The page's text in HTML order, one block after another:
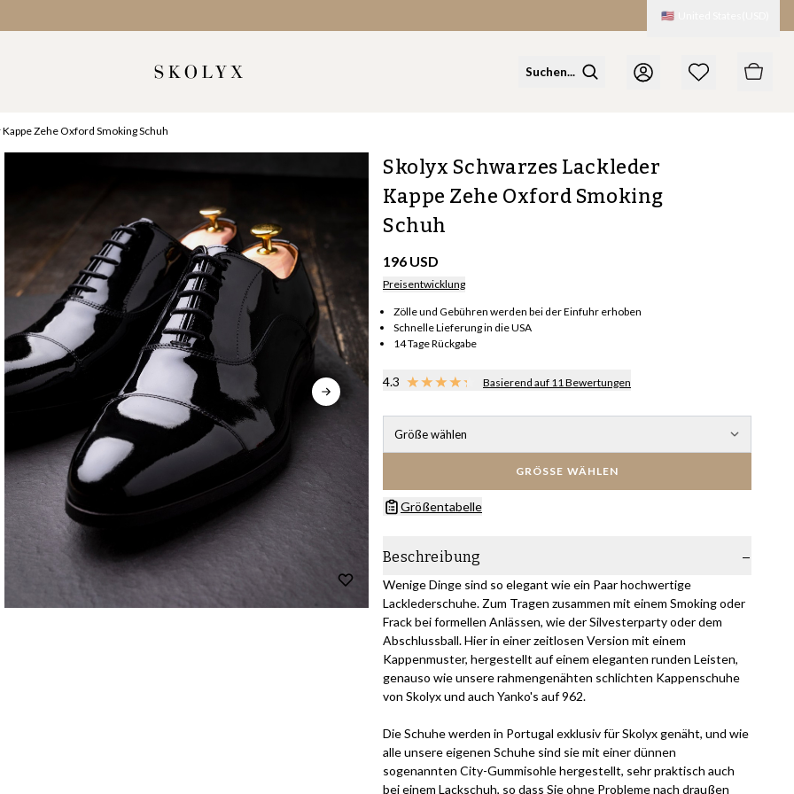
🇺🇸
Zehe Oxford Smoking Schuh
Skolyx Schwarzes Lackleder
Kappe Zehe Oxford Smoking
Schuh
196 USD
Preisentwicklung
Zölle und Gebühren werden bei der Einfuhr erhoben
Schnelle Lieferung in die USA
14 Tage Rückgabe
4.3 Basierend auf 11 Bewertungen
Größe wählen
GRÖSSE WÄHLEN
Größentabelle
Beschreibung
Wenige Dinge sind so elegant wie ein Paar hochwertige
Lacklederschuhe. Zum Tragen zusammen mit einem Smoking oder
Frack bei formellen Anlässen, wie der Silvesterparty oder dem
Abschlussball. Hier in einer zeitlosen Version mit einem
Kappenmuster, hergestellt auf einem eleganten runden Leisten,
genauso wie unsere rahmengenähten schlichten Kappenschuhe
von Skolyx und auch Yanko's auf 962.
Die Schuhe werden in Portugal exklusiv für Skolyx genäht, und wie
alle unsere eigenen Schuhe sind sie mit einer dünnen
sogenannten City-Gummisohle hergestellt, sehr praktisch auch
bei einem Lackschuh, so dass Sie ohne Probleme nach draußen